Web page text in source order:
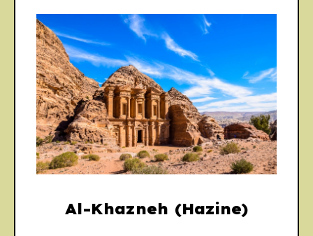
Al-Khazneh (Hazine)